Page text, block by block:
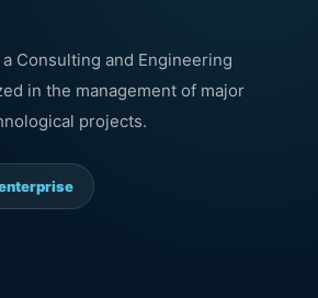
a Consulting and Engineering
in the management of major
projects.